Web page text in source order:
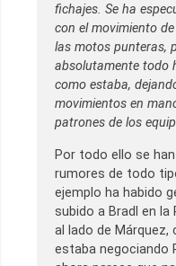
fichajes. Se ha
con el movimiento
las motos punteras,
absolutamente todo
como estaba,
movimientos en
patrones de los
Por todo ello se
rumores de todo
ejemplo ha habido
subido a Bradl en la
al lado de Márquez,
estaba negociando